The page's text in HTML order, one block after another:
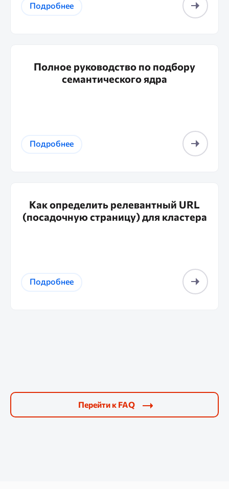
Подробнее
Полное руководство по подбору
семантического ядра
Подробнее
Как определить релевантный URL
(посадочную страницу) для кластера
Подробнее
Перейти к FAQ